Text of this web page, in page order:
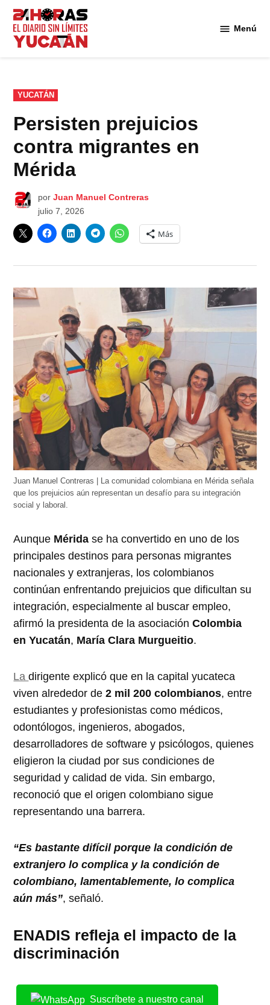
Saltar
contenido
Menú
PUBLICADO
EN
YUCATÁN
Persisten prejuicios
contra migrantes en
Mérida
por Juan Manuel Contreras
julio 7, 2026
Más
Juan Manuel Contreras | La comunidad colombiana en Mérida señala
que los prejuicios aún representan un desafío para su integración
social y laboral.
Aunque Mérida se ha convertido en uno de los
principales destinos para personas migrantes
nacionales y extranjeras, los colombianos
continúan enfrentando prejuicios que dificultan su
integración, especialmente al buscar empleo,
afirmó la presidenta de la asociaciónColombia
en Yucatán, María Clara Murgueitio.
Ladirigente explicó que en la capital yucateca
viven alrededor de2 mil 200 colombianos, entre
estudiantes y profesionistas como médicos,
odontólogos, ingenieros, abogados,
desarrolladores de software y psicólogos, quienes
eligieron la ciudad por sus condiciones de
seguridad y calidad de vida. Sin embargo,
reconoció que el origen colombiano sigue
representando una barrera.
“Es bastante difícil porque la condición de
extranjero lo complica y la condición de
colombiano, lamentablemente, lo complica
aún más”, señaló.
ENADIS refleja el impacto de la
discriminación
Suscríbete a nuestro canal